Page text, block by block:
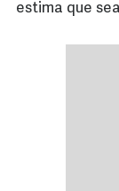
estima que